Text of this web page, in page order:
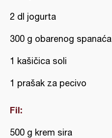
2 dl jogurta
300 g obarenog spanaća
1 kašičica soli
1 prašak za pecivo
Fil:
500 g krem sira